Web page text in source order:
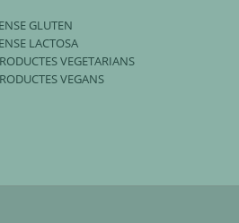
GLUTEN
LACTOSA
VEGETARIANS
VEGANS